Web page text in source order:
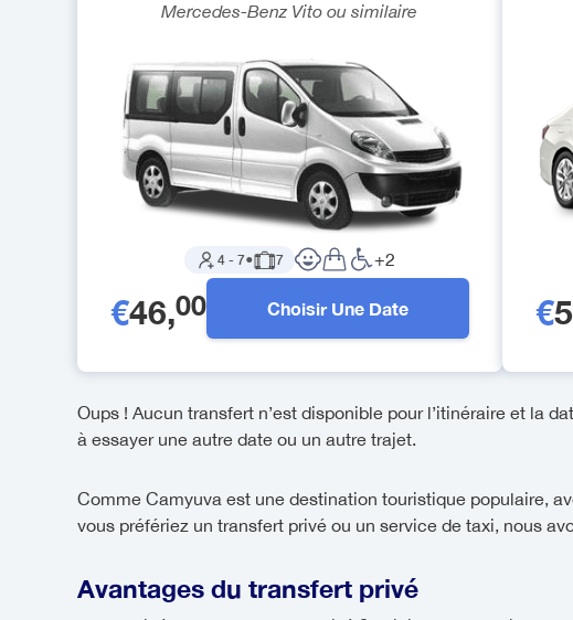
Mercedes-Benz Vito ou similaire
4- 7● 7 +2
€46,00 Choisir Une Date €
Oups ! Aucun transfert n’est disponible pour l’itinéraire et la
à essayer une autre date ou un autre trajet.
Comme Camyuva est une destination touristique populaire,
vous préfériez un transfert privé ou un service de taxi, nous
Avantages du transfert privé